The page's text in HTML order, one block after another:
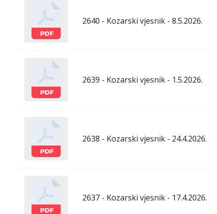
2640 - Kozarski vjesnik - 8.5.2026.
2639 - Kozarski vjesnik - 1.5.2026.
2638 - Kozarski vjesnik - 24.4.2026.
2637 - Kozarski vjesnik - 17.4.2026.